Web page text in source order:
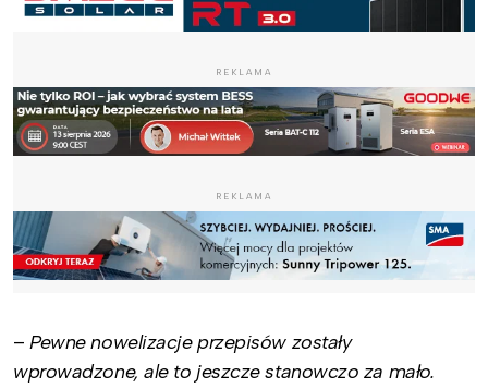
REKLAMA
REKLAMA
–Pewne nowelizacje przepisów zostały
wprowadzone, ale to jeszcze stanowczo za mało.